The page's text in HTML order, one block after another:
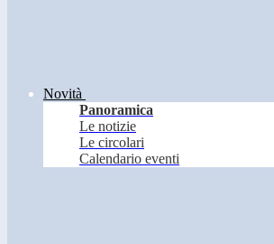
Novità
Panoramica
Le notizie
Le circolari
Calendario eventi